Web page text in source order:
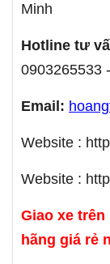
Minh
Hotline tư
0903265533
Email:
Website :
Website :
Giao xe
hãng giá rẻ